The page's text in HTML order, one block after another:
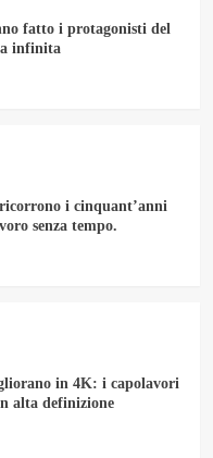
fatto i protagonisti del
infinita
i cinquant’anni
senza tempo.
in 4K: i capolavori
alta definizione